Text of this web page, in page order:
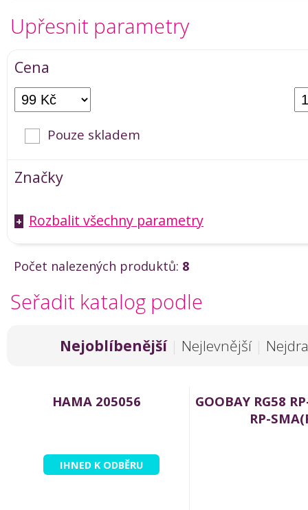
Upřesnit parametry
Cena
Pouze skladem
Značky
+ Rozbalit všechny parametry
Počet nalezených produktů: 8
Seřadit katalog podle
Nejoblíbenější | Nejlevnější |
HAMA 205056
IHNED K ODBĚRU
GOOBAY RG58
RP-